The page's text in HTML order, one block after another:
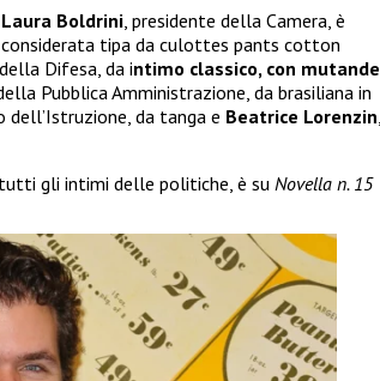
Laura Boldrini , presidente della Camera, è
considerata tipa da culottes pants cotton
Difesa, da intimo classico, con mutande
Pubblica Amministrazione, da brasiliana in
dell’Istruzione, da tanga e Beatrice Lorenzin
gli intimi delle politiche, è su Novella n. 15